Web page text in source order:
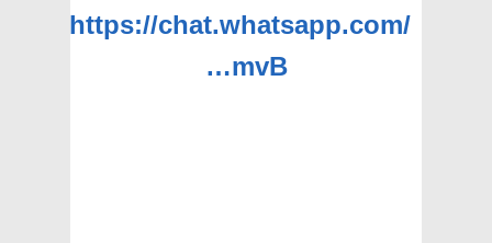
https://chat.whatsapp.com/
…mvB